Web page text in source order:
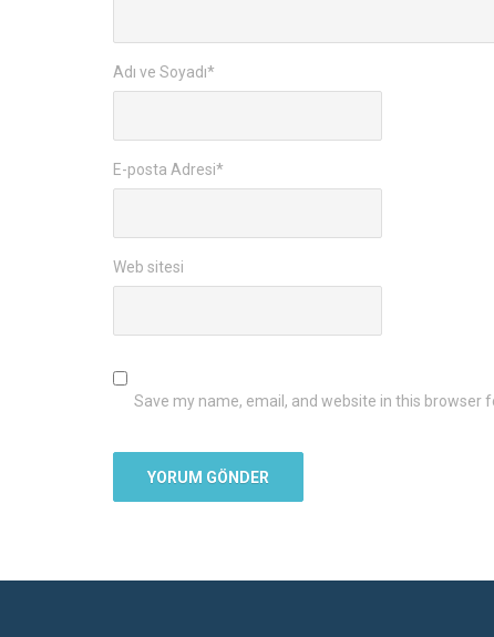
Adı ve Soyadı*
E-posta Adresi*
Web sitesi
Save my name, email, and website in this browser